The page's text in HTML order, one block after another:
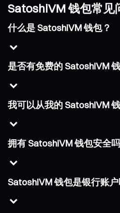
SatoshiVM 钱包常见
什么是 SatoshiVM 钱包？
是否有免费的 SatoshiVM
我可以从我的 SatoshiVM
拥有 SatoshiVM 钱包安全
SatoshiVM 钱包是银行账户